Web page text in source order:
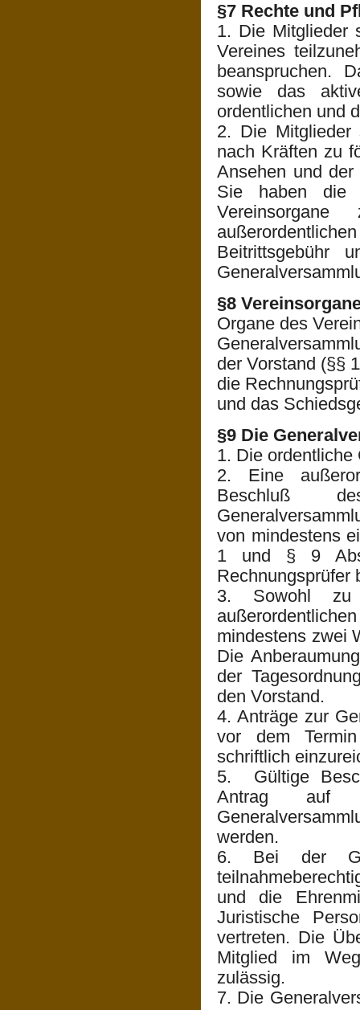
§7 Rechte und
1. Die Mitglieder
Vereines
beanspruchen.
sowie das
ordentlichen und
2. Die Mitglieder
nach Kräften zu
Ansehen und
Sie haben die
Beitrittsgebühr
§8
Organe des
der Vorstand (§§
die
und das
§9 Die
1. Die ordentliche
2. Eine
Beschluß
von mindestens
1 und § 9
Rechnungsprüfer
3. Sowohl
mindestens zwei
Die
der
den Vorstand.
4. Anträge zur
vor dem
schriftlich
5. Gültige
Antrag auf
werden.
6. Bei der
und die
Juristische
vertreten. Die
Mitglied im
zulässig.
7. Die